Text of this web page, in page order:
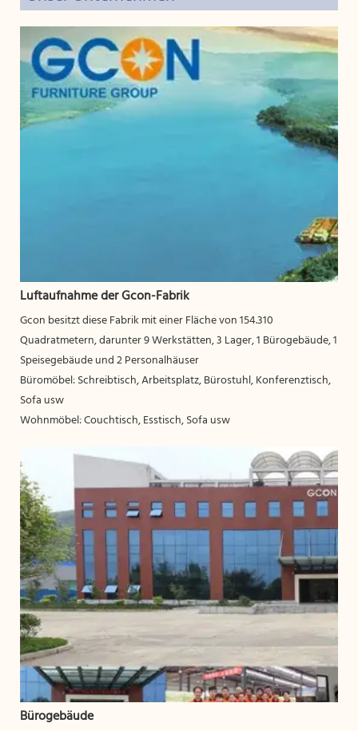
Luftaufnahme der Gcon-Fabrik
Gcon besitzt diese Fabrik mit einer Fläche von 154.310
Quadratmetern, darunter 9 Werkstätten, 3 Lager, 1 Bürogebäude, 1
Speisegebäude und 2 Personalhäuser
Büromöbel: Schreibtisch, Arbeitsplatz, Bürostuhl, Konferenztisch,
Sofa usw
Wohnmöbel: Couchtisch, Esstisch, Sofa usw
Bürogebäude